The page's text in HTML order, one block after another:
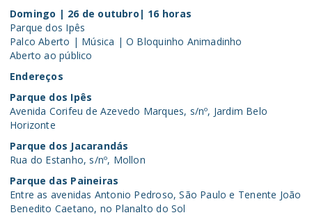
Domingo | 26 de outubro| 16 horas
Parque dos Ipês
Palco Aberto | Música | O Bloquinho Animadinho
Aberto ao público
Endereços
Parque dos Ipês
Avenida Corifeu de Azevedo Marques, s/nº, Jardim Belo
Horizonte
Parque dos Jacarandás
Rua do Estanho, s/nº, Mollon
Parque das Paineiras
Entre as avenidas Antonio Pedroso, São Paulo e Tenente João
Benedito Caetano, no Planalto do Sol